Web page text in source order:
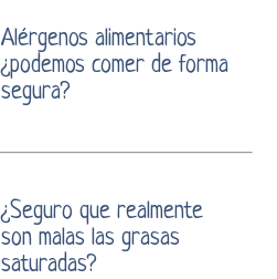
Alérgenos alimentarios
¿podemos comer de forma
segura?
¿Seguro que realmente
son malas las grasas
saturadas?